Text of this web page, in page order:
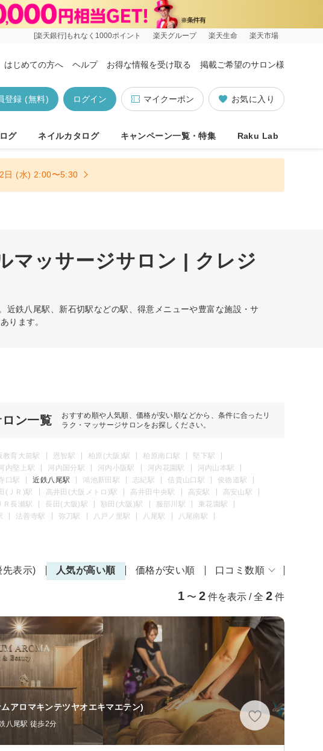
[楽天銀行]もれなく1000ポイント 楽天グループ 楽天生命 楽天市場
はじめての方へ ヘルプ お得な情報を受け取る 掲載ご希望のサロン様
お気に入り
マイクーポン
ログイン
登録 (無料)
グ ネイルカタログ キャンペーン一覧・特集 Raku Lab
日 (水) 2:00〜5:30
マッサージサロン | クレジ
近鉄八尾駅、新石切駅などの駅、得意メニューや豊富な施設・サ
ります。
ン一覧
おすすめ順や人気順、価格が安い順などから、条件に合ったリ
ラク・マッサージサロンをお探しください。
教育大前駅 恩智駅 柏原(大阪)駅 柏原南口駅
堅下駅
内堅上駅 河内国分駅 河内小阪駅 河内花園駅
河内山本駅
口駅 近鉄八尾駅 鴻池新田駅 志紀駅 信貴山口駅
俊徳道駅
(ＪＲ)駅 高井田(大阪メトロ)駅 高井田中央駅 高安駅
高安山駅
ＪＲ長瀬駅 長田(大阪)駅 額田(大阪)駅 服部川駅
東花園駅
法善寺駅 弥刀駅 八戸ノ里駅 八尾駅
八尾南駅
先表示) 人気が高い順 価格が安い順 口コミ数順
1 〜 2 件を表示 / 全 2 件
アロマキンテツヤオエキマエテン)
八尾駅 徒歩2分